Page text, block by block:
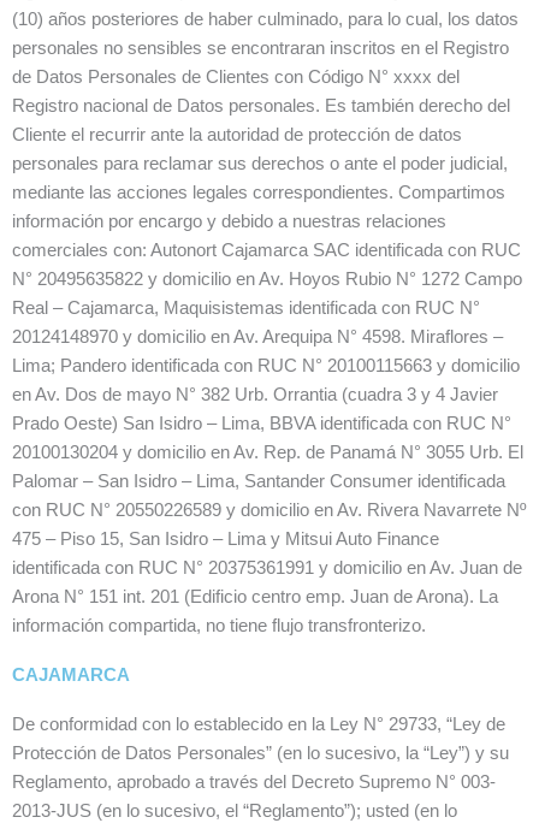
(10) años posteriores de haber culminado, para lo cual, los datos
personales no sensibles se encontraran inscritos en el Registro
de Datos Personales de Clientes con Código N° xxxx del
Registro nacional de Datos personales. Es también derecho del
Cliente el recurrir ante la autoridad de protección de datos
personales para reclamar sus derechos o ante el poder judicial,
mediante las acciones legales correspondientes. Compartimos
información por encargo y debido a nuestras relaciones
comerciales con: Autonort Cajamarca SAC identificada con RUC
N° 20495635822 y domicilio en Av. Hoyos Rubio N° 1272 Campo
Real – Cajamarca, Maquisistemas identificada con RUC N°
20124148970 y domicilio en Av. Arequipa N° 4598. Miraflores –
Lima; Pandero identificada con RUC N° 20100115663 y domicilio
en Av. Dos de mayo N° 382 Urb. Orrantia (cuadra 3 y 4 Javier
Prado Oeste) San Isidro – Lima, BBVA identificada con RUC N°
20100130204 y domicilio en Av. Rep. de Panamá N° 3055 Urb. El
Palomar – San Isidro – Lima, Santander Consumer identificada
con RUC N° 20550226589 y domicilio en Av. Rivera Navarrete Nº
475 – Piso 15, San Isidro – Lima y Mitsui Auto Finance
identificada con RUC N° 20375361991 y domicilio en Av. Juan de
Arona N° 151 int. 201 (Edificio centro emp. Juan de Arona). La
información compartida, no tiene flujo transfronterizo.
CAJAMARCA
De conformidad con lo establecido en la Ley N° 29733, “Ley de
Protección de Datos Personales” (en lo sucesivo, la “Ley”) y su
Reglamento, aprobado a través del Decreto Supremo N° 003-
2013-JUS (en lo sucesivo, el “Reglamento”); usted (en lo